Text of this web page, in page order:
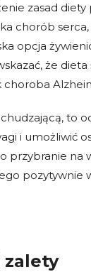
zasad diety
chorób
opcja
że
to
i umożliwić
przybranie na
pozytywnie
zalety